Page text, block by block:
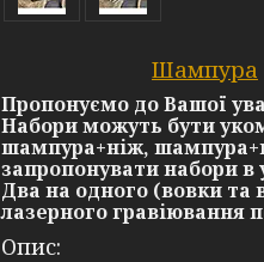
Шампура
Пропонуємо до Вашої
Набори можуть бути
шампура+ніж,
запропонувати набори
Два на одного (вовки та
лазерного гравіювання
Опис: